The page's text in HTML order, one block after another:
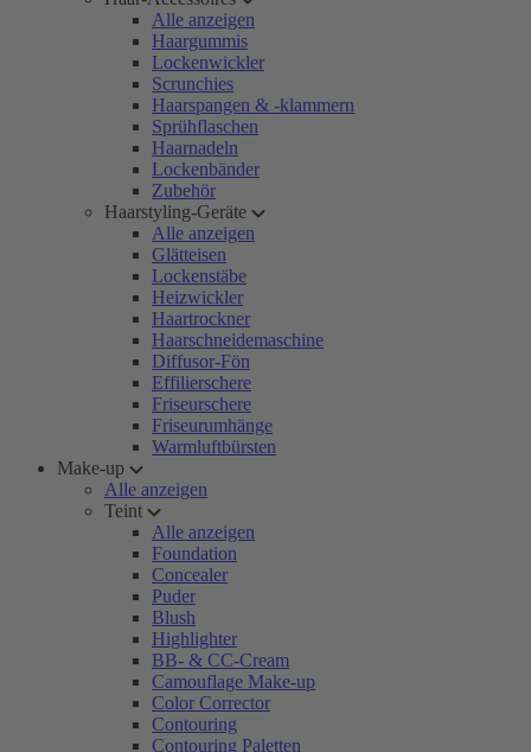
Alle anzeigen
Haargummis
Lockenwickler
Scrunchies
Haarspangen & -klammern
Sprühflaschen
Haarnadeln
Lockenbänder
Zubehör
Haarstyling-Geräte
Alle anzeigen
Glätteisen
Lockenstäbe
Heizwickler
Haartrockner
Haarschneidemaschine
Diffusor-Fön
Effilierschere
Friseurschere
Friseurumhänge
Warmluftbürsten
Make-up
Alle anzeigen
Teint
Alle anzeigen
Foundation
Concealer
Puder
Blush
Highlighter
BB- & CC-Cream
Camouflage Make-up
Color Corrector
Contouring
Contouring Paletten